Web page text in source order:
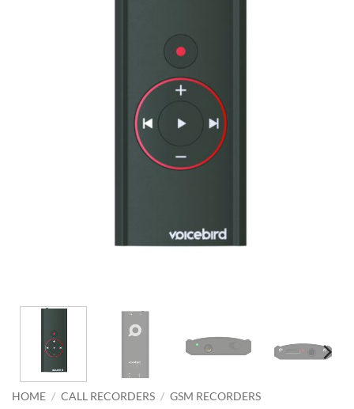
HOME / CALL RECORDERS / GSM RECORDERS